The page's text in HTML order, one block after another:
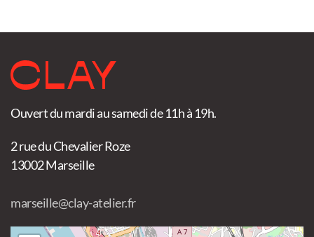
Ouvert du mardi au samedi de 11h à 19h.
2 rue du Chevalier Roze
13002 Marseille
marseille@clay-atelier.fr